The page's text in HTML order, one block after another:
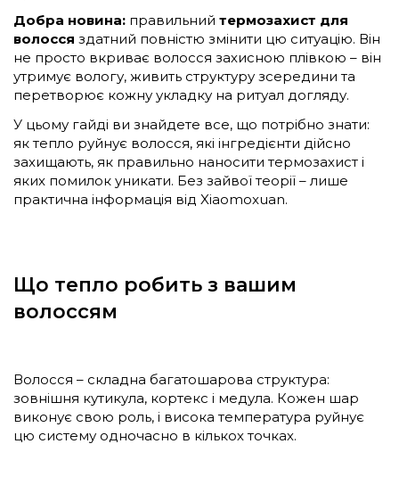
Добра новина: правильний термозахист для
волосся здатний повністю змінити цю ситуацію. Він
не просто вкриває волосся захисною плівкою – він
утримує вологу, живить структуру зсередини та
перетворює кожну укладку на ритуал догляду.
У цьому гайді ви знайдете все, що потрібно знати:
як тепло руйнує волосся, які інгредієнти дійсно
захищають, як правильно наносити термозахист і
яких помилок уникати. Без зайвої теорії – лише
практична інформація від Xiaomoxuan.
Що тепло робить з вашим
волоссям
Волосся – складна багатошарова структура:
зовнішня кутикула, кортекс і медула. Кожен шар
виконує свою роль, і висока температура руйнує
цю систему одночасно в кількох точках.